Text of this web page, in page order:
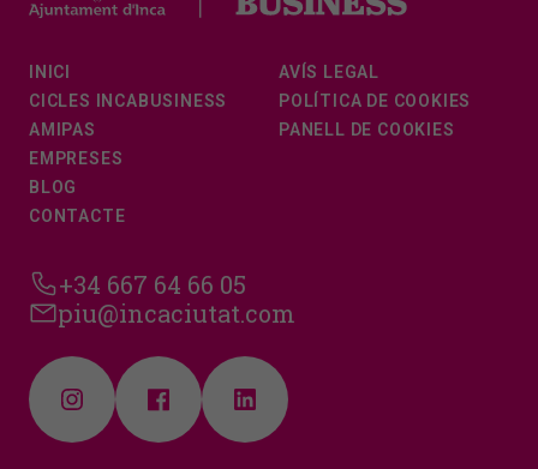
INICI
CICLES INCABUSINESS
AMIPAS
EMPRESES
BLOG
CONTACTE
AVÍS LEGAL
POLÍTICA DE COOKIES
PANELL DE COOKIES
+34 667 64 66 05
piu@incaciutat.com